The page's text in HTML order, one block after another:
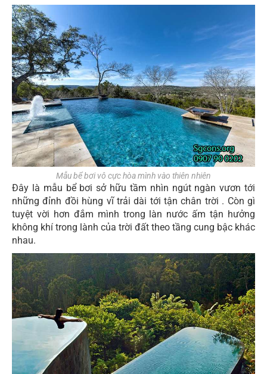
Mẫu bể bơi vô cực hòa mình vào thiên nhiên
Đây là mẫu bể bơi sở hữu tầm nhìn ngút ngàn vươn tới
những đỉnh đồi hùng vĩ trải dài tới tận chân trời . Còn gì
tuyệt vời hơn đắm mình trong làn nước ấm tận hưởng
không khí trong lành của trời đất theo tầng cung bậc khác
nhau.